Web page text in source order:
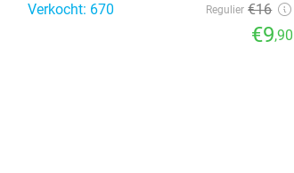
Verkocht: 670
Regulier €16
€9,90